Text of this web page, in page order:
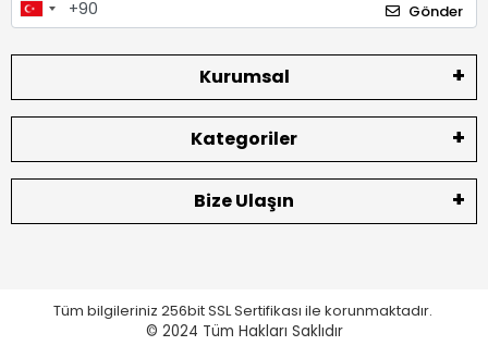
Gönder
Kurumsal
Kategoriler
Bize Ulaşın
Tüm bilgileriniz 256bit SSL Sertifikası ile korunmaktadır.
© 2024 Tüm Hakları Saklıdır